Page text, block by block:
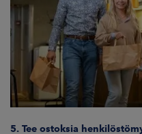
5. Tee ostoksia